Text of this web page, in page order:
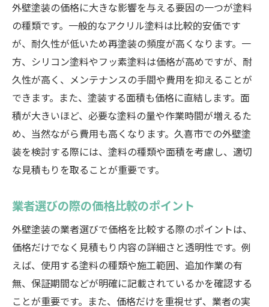
デメリットを最小限に抑えるための準備
久喜市の外壁塗装会社の選び方：価格と品質の
バランスを取る
信頼できる業者の探し方
見積もりを取る際のチェックポイント
価格だけでなく品質も重視する理由
久喜市のおすすめ業者リスト
口コミと評判を活用する方法
外壁塗装の保証内容を確認する
久喜市で外壁塗装を依頼する際に知っておきた
い価格交渉のポイント
価格交渉のタイミングと方法
複数の見積もりを比較する重要性
追加費用を避けるための事前確認
価格交渉で成功するためのコツ
外壁塗装の価格に大きな影響を与える要因の一つが塗料
の種類です。一般的なアクリル塗料は比較的安価です
が、耐久性が低いため再塗装の頻度が高くなります。一
方、シリコン塗料やフッ素塗料は価格が高めですが、耐
久性が高く、メンテナンスの手間や費用を抑えることが
できます。また、塗装する面積も価格に直結します。面
積が大きいほど、必要な塗料の量や作業時間が増えるた
め、当然ながら費用も高くなります。久喜市での外壁塗
装を検討する際には、塗料の種類や面積を考慮し、適切
な見積もりを取ることが重要です。
業者選びの際の価格比較のポイント
外壁塗装の業者選びで価格を比較する際のポイントは、
価格だけでなく見積もり内容の詳細さと透明性です。例
えば、使用する塗料の種類や施工範囲、追加作業の有
無、保証期間などが明確に記載されているかを確認する
ことが重要です。また、価格だけを重視せず、業者の実